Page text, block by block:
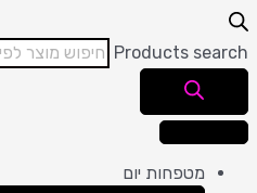
Products search
מטפחות יום